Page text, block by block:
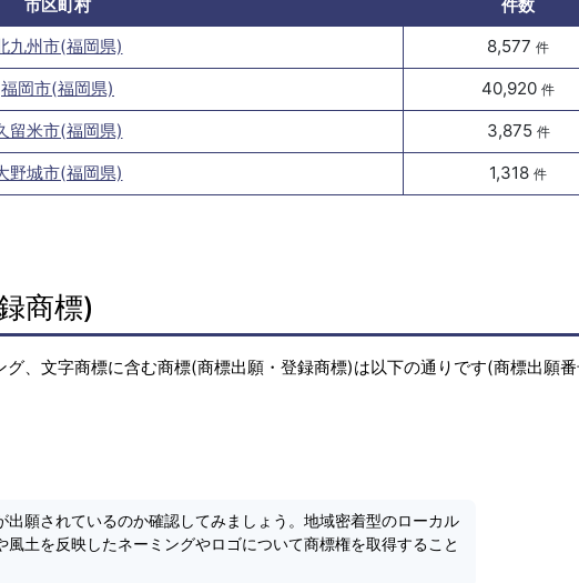
市区町村
件数
九州市(福岡県)
8,577 件
福岡市(福岡県) 40,920 件
留米市(福岡県) 3,875 件
野城市(福岡県) 1,318 件
商標)
、文字商標に含む商標(商標出願・登録商標)は以下の通りです(商標出願
出願されているのか確認してみましょう。地域密着型のローカル
土を反映したネーミングやロゴについて商標権を取得すること